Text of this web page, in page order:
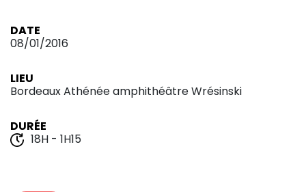
DATE
08/01/2016
LIEU
Bordeaux Athénée amphithéâtre Wrésinski
DURÉE
18H - 1H15